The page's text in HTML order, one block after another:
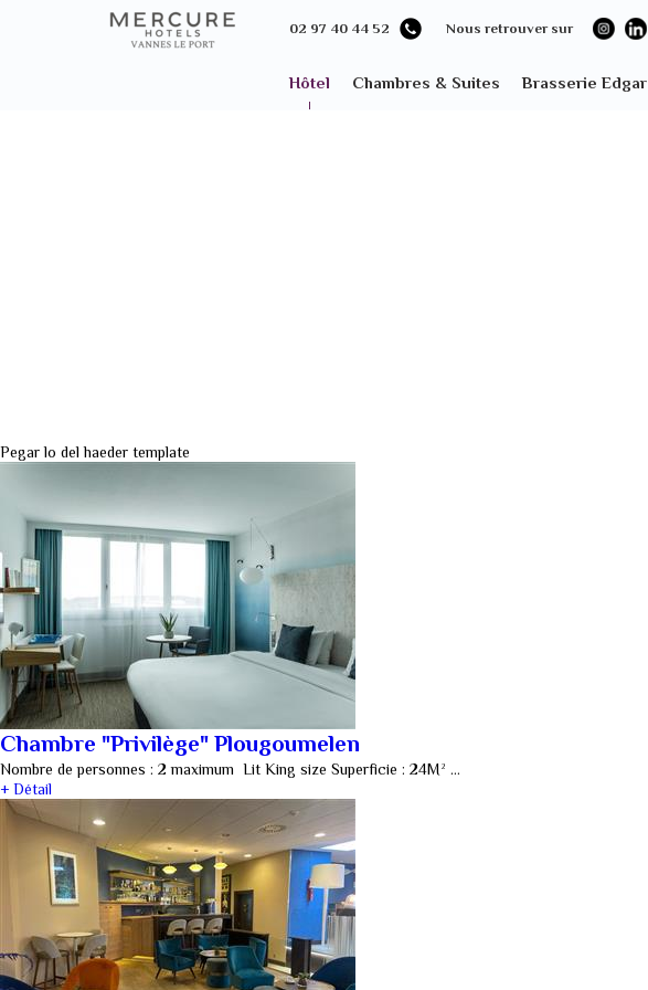
02 97 40 44 52 Nous retrouver sur
Hôtel Chambres & Suites Brasserie Edgar
Pegar lo del haeder template
Chambre "Privilège" Plougoumelen
Nombre de personnes : 2 maximum Lit King size Superficie : 24M² …
+ Détail